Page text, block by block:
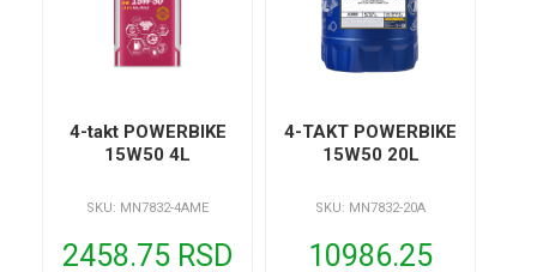
4-takt POWERBIKE
15W50 4L
SKU: MN7832-4AME
2458.75 RSD
4-TAKT POWERBIKE
15W50 20L
SKU: MN7832-20A
10986.25